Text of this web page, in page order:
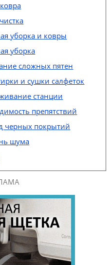
уборка и ковры
уборка
сложных пятен
и сушки салфеток
станции
препятствий
черных покрытий
шума